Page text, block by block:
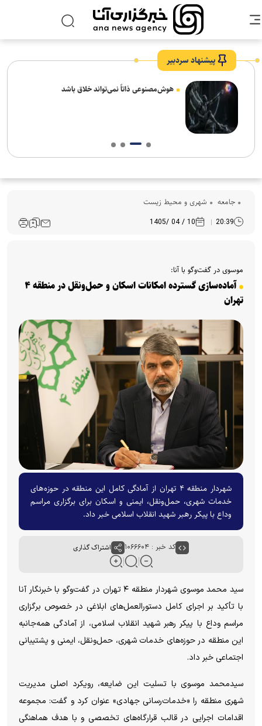
پیشنهاد سردبیر
هوش‌مصنوعی ذاتاً نمی‌تواند خلاق باشد
جامعه شهری و محیط زیست
20:39
10 / 04 /1405
موسوی در گفت‌و‌گو با آنا:
آماده‌سازی گسترده امکانات اسکان و حمل‌ونقل در منطقه ۴
تهران
شهردار منطقه ۴ تهران از آمادگی کامل این منطقه در حوزه‌های
خدمات شهری، حمل‌ونقل، ایمنی و اسکان برای برگزاری مراسم
وداع با پیکر رهبر شهید انقلاب اسلامی خبر داد.
کد خبر : ۱۰۶۶۶۰۴ اشتراک گذاری
سید محمد موسوی شهردار منطقه ۴ تهران در گفت‌وگو با خبرنگار آنا
با تأکید بر اجرای کامل دستورالعمل‌های ابلاغی در خصوص برگزاری
مراسم وداع با پیکر رهبر شهید انقلاب اسلامی، از آمادگی همه‌جانبه
این منطقه در حوزه‌های خدمات شهری، حمل‌ونقل، ایمنی و پشتیبانی
اجتماعی خبر داد.
سیدمحمد موسوی با تسلیت این ضایعه، رویکرد اصلی مدیریت
شهری منطقه را «خدمات‌رسانی جهادی» عنوان کرد و گفت: مجموعه
اقدامات اجرایی در قالب قرارگاه‌های تخصصی و با هدف هماهنگی